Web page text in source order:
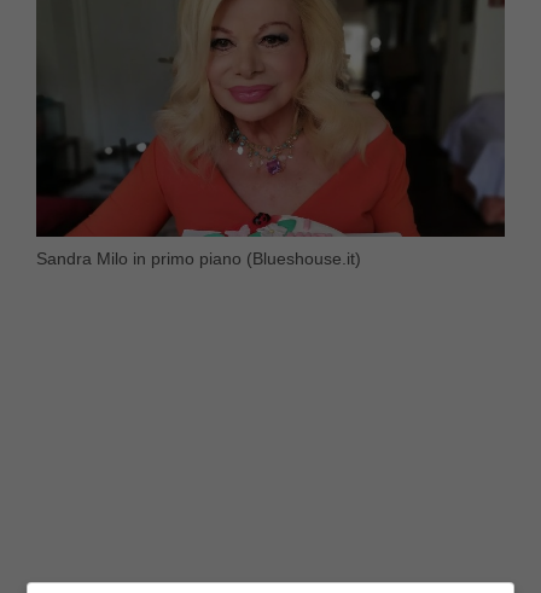
Sandra Milo in primo piano (Blueshouse.it)